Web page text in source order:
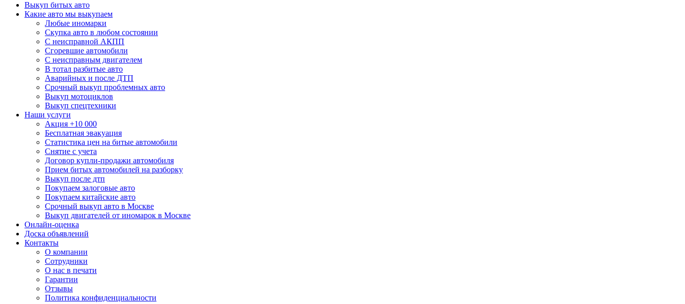
Выкуп битых авто
Какие авто мы выкупаем
Любые иномарки
Скупка авто в любом состоянии
С неисправной АКПП
Сгоревшие автомобили
С неисправным двигателем
В тотал разбитые авто
Аварийных и после ДТП
Срочный выкуп проблемных авто
Выкуп мотоциклов
Выкуп спецтехники
Наши услуги
Акция +10 000
Бесплатная эвакуация
Статистика цен на битые автомобили
Снятие с учета
Договор купли-продажи автомобиля
Прием битых автомобилей на разборку
Выкуп после дтп
Покупаем залоговые авто
Покупаем китайские авто
Срочный выкуп авто в Москве
Выкуп двигателей от иномарок в Москве
Онлайн-оценка
Доска объявлений
Контакты
О компании
Сотрудники
О нас в печати
Гарантии
Отзывы
Политика конфиденциальности